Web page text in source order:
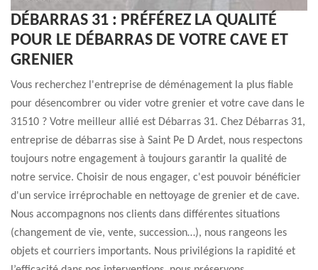
DÉBARRAS 31 : PRÉFÉREZ LA QUALITÉ
POUR LE DÉBARRAS DE VOTRE CAVE ET
GRENIER
Vous recherchez l'entreprise de déménagement la plus fiable
pour désencombrer ou vider votre grenier et votre cave dans le
31510 ? Votre meilleur allié est Débarras 31. Chez Débarras 31,
entreprise de débarras sise à Saint Pe D Ardet, nous respectons
toujours notre engagement à toujours garantir la qualité de
notre service. Choisir de nous engager, c'est pouvoir bénéficier
d'un service irréprochable en nettoyage de grenier et de cave.
Nous accompagnons nos clients dans différentes situations
(changement de vie, vente, succession…), nous rangeons les
objets et courriers importants. Nous privilégions la rapidité et